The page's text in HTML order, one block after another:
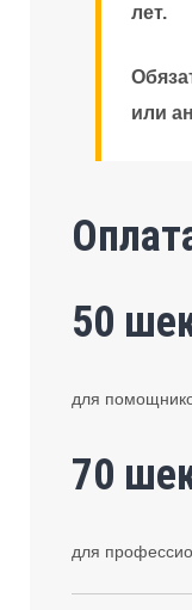
лет.
или
50
для
70
для